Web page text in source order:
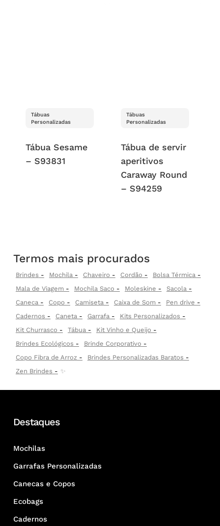
Tábuas
Personalizadas
Tábua Sesame
– S93831
Tábuas
Personalizadas
Tábua de servir
aperitivos
Caraway Round
– S94259
Termos mais procurados
Brindes Mochila Chaveiro Cordão
Bolsa Térmica
Mala de Viagem
Mochila Saco Moleskine
Sacola
Caneca
Copo Camiseta Caixa de Som
Pen drive
Cadernos
Caneta Garrafa
Kits Personalizados
Kit Churrasco
Tábua
Kit Vinho e Queijo
Brindes Ecológicos
Brinde Corporativo
Copo Fibra de Arroz
Brindes Personalizadas Baratos
Zen Brindes
✨
Destaques
Mochilas
Garrafas Personalizadas
Canecas e Copos
Ecobags
Cadernos